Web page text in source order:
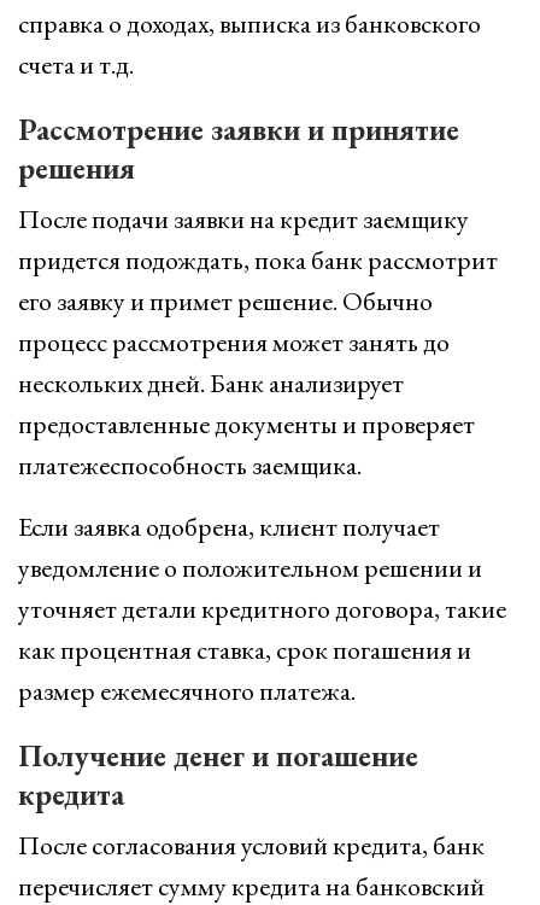
справка о доходах, выписка из банковского
счета и т.д.
Рассмотрение заявки и принятие
решения
После подачи заявки на кредит заемщику
придется подождать, пока банк рассмотрит
его заявку и примет решение. Обычно
процесс рассмотрения может занять до
нескольких дней. Банк анализирует
предоставленные документы и проверяет
платежеспособность заемщика.
Если заявка одобрена, клиент получает
уведомление о положительном решении и
уточняет детали кредитного договора, такие
как процентная ставка, срок погашения и
размер ежемесячного платежа.
Получение денег и погашение
кредита
После согласования условий кредита, банк
перечисляет сумму кредита на банковский